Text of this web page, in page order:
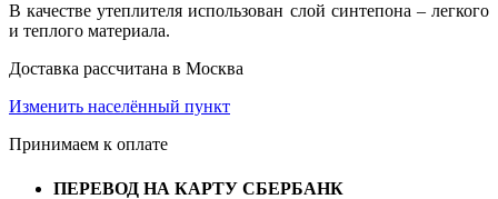
В качестве утеплителя использован слой синтепона – легкого
и теплого материала.
Доставка рассчитана в Москва
Изменить населённый пункт
Принимаем к оплате
ПЕРЕВОД НА КАРТУ СБЕРБАНК